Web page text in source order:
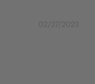
02/27/2023